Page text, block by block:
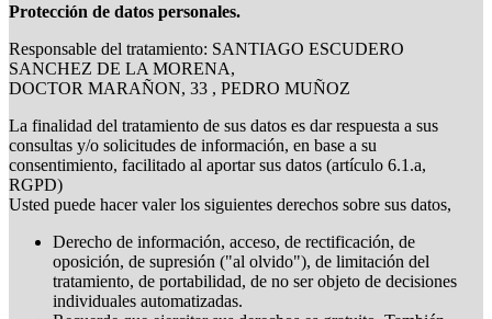
Protección de datos personales.
Responsable del tratamiento: SANTIAGO ESCUDERO
SANCHEZ DE LA MORENA,
DOCTOR MARAÑON, 33 , PEDRO MUÑOZ
La finalidad del tratamiento de sus datos es dar respuesta a sus
consultas y/o solicitudes de información, en base a su
consentimiento, facilitado al aportar sus datos (artículo 6.1.a,
RGPD)
Usted puede hacer valer los siguientes derechos sobre sus datos,
Derecho de información, acceso, de rectificación, de
oposición, de supresión ("al olvido"), de limitación del
tratamiento, de portabilidad, de no ser objeto de decisiones
individuales automatizadas.